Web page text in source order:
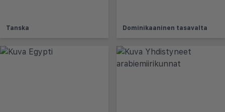
Tanska Dominikaaninen tasavalta